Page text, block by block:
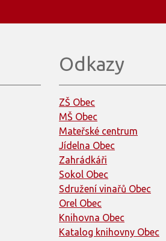
Odkazy
ZŠ Obec
MŠ Obec
Mateřské centrum
Jídelna Obec
Zahrádkáři
Sokol Obec
Sdružení vinařů Obec
Orel Obec
Knihovna Obec
Katalog knihovny Obec